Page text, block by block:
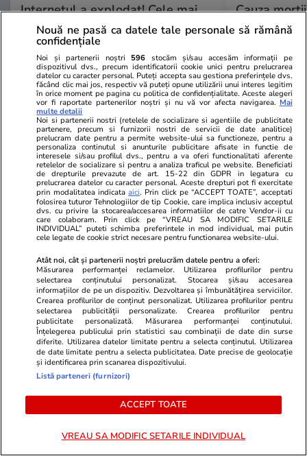
Internetul a explodat! Cele mai
tari meme-uri după ce Spania a
învins-o pe Franța în semifinale »
„Dictatorul” Mbappe a devenit
bebelușul lui Yamal
Cauza
a dezvăluit
PARTENERI
Nouă ne pasă ca datele tale personale să rămână
confidențiale
Noi și partenerii noștri 596 stocăm și/sau accesăm informații pe
dispozitivul dvs., precum identificatorii cookie unici pentru prelucrarea
datelor cu caracter personal. Puteți accepta sau gestiona preferințele dvs.
făcând clic mai jos, respectiv vă puteți opune utilizării unui interes legitim
în orice moment pe pagina cu politica de confidențialitate. Aceste alegeri
vor fi raportate partenerilor noștri și nu vă vor afecta navigarea. Mai
multe detalii
Noi si partenerii nostri (retelele de socializare si agentiile de publicitate
partenere, precum si furnizorii nostri de servicii de date analitice)
prelucram date pentru a permite website-ului sa functioneze, pentru a
personaliza continutul si anunturile publicitare afisate in functie de
interesele si/sau profilul dvs., pentru a va oferi functionalitati aferente
retelelor de socializare si pentru a analiza traficul pe website. Beneficiati
de drepturile prevazute de art. 15-22 din GDPR in legatura cu
prelucrarea datelor cu caracter personal. Aceste drepturi pot fi exercitate
prin modalitatea indicataaici. Prin click pe “ACCEPT TOATE”, acceptati
folosirea tuturor Tehnologiilor de tip Cookie, care implica inclusiv acceptul
dvs. cu privire la stocarea/accesarea informatiilor de catre Vendor-ii cu
care colaboram. Prin click pe “VREAU SA MODIFIC SETARILE
INDIVIDUAL” puteti schimba preferintele in mod individual, mai putin
cele legate de cookie strict necesare pentru functionarea website-ului.
Atât noi, cât și partenerii noștri prelucrăm datele pentru a oferi:
Măsurarea performanței reclamelor. Utilizarea profilurilor pentru
selectarea conținutului personalizat. Stocarea și/sau accesarea
informațiilor de pe un dispozitiv. Dezvoltarea și îmbunătățirea serviciilor.
Crearea profilurilor de conținut personalizat. Utilizarea profilurilor pentru
selectarea publicității personalizate. Crearea profilurilor pentru
publicitate personalizată. Măsurarea performanței conținutului.
Înțelegerea publicului prin statistici sau combinații de date din surse
diferite. Utilizarea datelor limitate pentru a selecta conținutul. Utilizarea
de date limitate pentru a selecta publicitatea. Date precise de geolocație
și identificarea prin scanarea dispozitivului.
Listă parteneri (furnizori)
ACCEPT TOATE
VREAU SA MODIFIC SETARILE INDIVIDUAL